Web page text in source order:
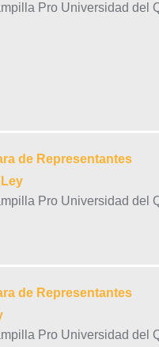
Pro Universidad del
de Representantes
Pro Universidad del
de Representantes
Pro Universidad del